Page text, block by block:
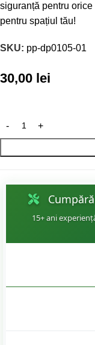
siguranță pentru
pentru spațiul tău!
SKU: pp-dp0105-01
30,00 lei
15+ ani